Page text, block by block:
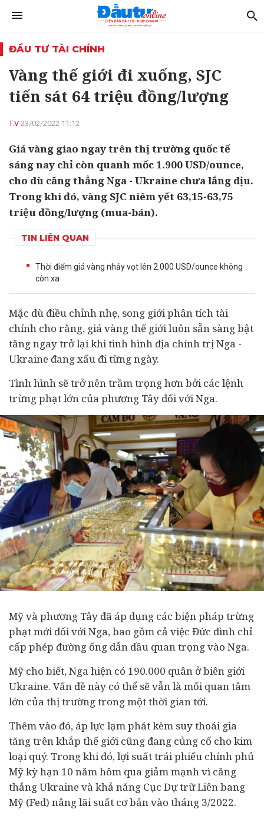
ĐẦU TƯ TÀI CHÍNH
Vàng thế giới đi xuống, SJC
tiến sát 64 triệu đồng/lượng
T.V 23/02/2022 11:12
Giá vàng giao ngay trên thị trường quốc tế
sáng nay chỉ còn quanh mốc 1.900 USD/ounce,
cho dù căng thẳng Nga - Ukraine chưa lắng dịu.
Trong khi đó, vàng SJC niêm yết 63,15-63,75
triệu đồng/lượng (mua-bán).
TIN LIÊN QUAN
Thời điểm giá vàng nhảy vọt lên 2.000 USD/ounce không
còn xa
Mặc dù điều chỉnh nhẹ, song giới phân tíchtài
chính cho rằng, giá vàng thế giới luôn sẵn sàng bật
tăng ngay trở lại khi tình hình địa chính trị Nga -
Ukraine đang xấu đi từng ngày.
Tình hình sẽ trở nên trầm trọng hơn bởi các lệnh
trừng phạt lớn của phương Tây đối với Nga.
Mỹ và phương Tây đã áp dụng các biện pháp trừng
phạt mới đối với Nga, bao gồm cả việc Đức đình chỉ
cấp phép đường ống dẫn dầu quan trọng vào Nga.
Mỹ cho biết, Nga hiện có 190.000 quân ở biên giới
Ukraine. Vấn đề này có thể sẽ vẫn là mối quan tâm
lớn của thị trường trong một thời gian tới.
Thêm vào đó, áp lực lạm phát kèm suy thoái gia
tăng trên khắp thế giới cũng đang củng cố cho kim
loại quý. Trong khi đó, lợi suất trái phiếu chính phủ
Mỹ kỳ hạn 10 năm hôm qua giảm mạnh vì căng
thẳng Ukraine và khả năng Cục Dự trữ Liên bang
Mỹ (Fed) nâng lãi suất cơ bản vào tháng 3/2022.